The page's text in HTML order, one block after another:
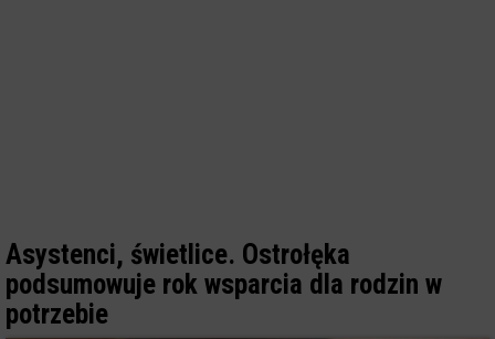
Asystenci, świetlice. Ostrołęka
podsumowuje rok wsparcia dla rodzin w
potrzebie